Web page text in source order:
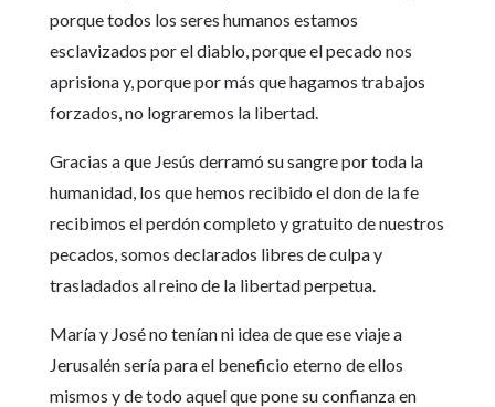
porque todos los seres humanos estamos
esclavizados por el diablo, porque el pecado nos
aprisiona y, porque por más que hagamos trabajos
forzados, no lograremos la libertad.
Gracias a que Jesús derramó su sangre por toda la
humanidad, los que hemos recibido el don de la fe
recibimos el perdón completo y gratuito de nuestros
pecados, somos declarados libres de culpa y
trasladados al reino de la libertad perpetua.
María y José no tenían ni idea de que ese viaje a
Jerusalén sería para el beneficio eterno de ellos
mismos y de todo aquel que pone su confianza en